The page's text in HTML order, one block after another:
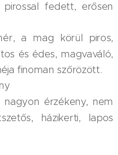
fedett, erősen
a mag körül piros,
és édes, magvaváló,
finoman szőrözött.
nagyon érzékeny, nem
házikerti, lapos